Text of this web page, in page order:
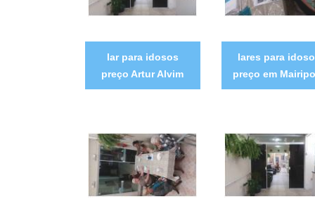
lar para idosos
preço Artur Alvim
lares para
preço em